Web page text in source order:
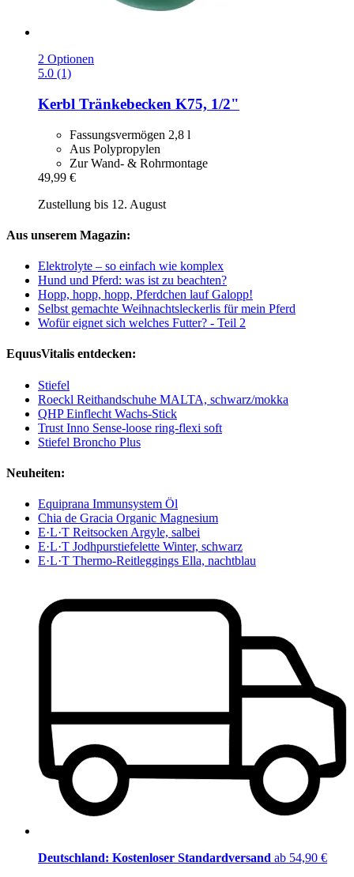
2 Optionen
5.0 (1)
Kerbl Tränkebecken K75, 1/2"
Fassungsvermögen 2,8 l
Aus Polypropylen
Zur Wand- & Rohrmontage
49,99 €
Zustellung bis 12. August
Aus unserem Magazin:
Elektrolyte – so einfach wie komplex
Hund und Pferd: was ist zu beachten?
Hopp, hopp, hopp, Pferdchen lauf Galopp!
Selbst gemachte Weihnachtsleckerlis für mein Pferd
Wofür eignet sich welches Futter? - Teil 2
EquusVitalis entdecken:
Stiefel
Roeckl Reithandschuhe MALTA, schwarz/mokka
QHP Einflecht Wachs-Stick
Trust Inno Sense-loose ring-flexi soft
Stiefel Broncho Plus
Neuheiten:
Equiprana Immunsystem Öl
Chia de Gracia Organic Magnesium
E·L·T Reitsocken Argyle, salbei
E·L·T Jodhpurstiefelette Winter, schwarz
E·L·T Thermo-Reitleggings Ella, nachtblau
Deutschland: Kostenloser Standardversand ab 54,90 €